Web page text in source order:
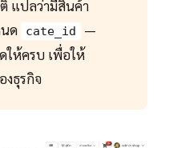
แปลว่ามีสินค้า
ด
cate_id
—
ห้ครบ เพื่อให้
งธุรกิจ